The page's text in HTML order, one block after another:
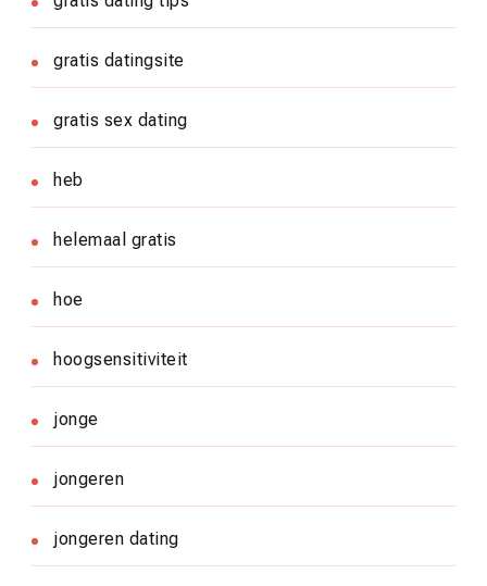
gratis datingsite
gratis sex dating
heb
helemaal gratis
hoe
hoogsensitiviteit
jonge
jongeren
jongeren dating